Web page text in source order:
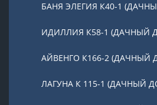
БАНЯ ЭЛЕГИЯ К40-1
ИДИЛЛИЯ К58-1 (ДАЧНЫЙ
АЙВЕНГО К166-2 (ДАЧНЫЙ
ЛАГУНА К 115-1 (ДАЧНЫЙ